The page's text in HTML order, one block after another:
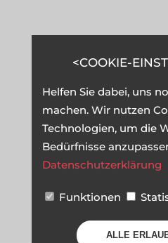
COOKIE-
Helfen Sie dabei, uns
machen. Wir nutzen
Technologien, um die
Bedürfnisse
Datenschutzerklärung
Funktionen
ALLE